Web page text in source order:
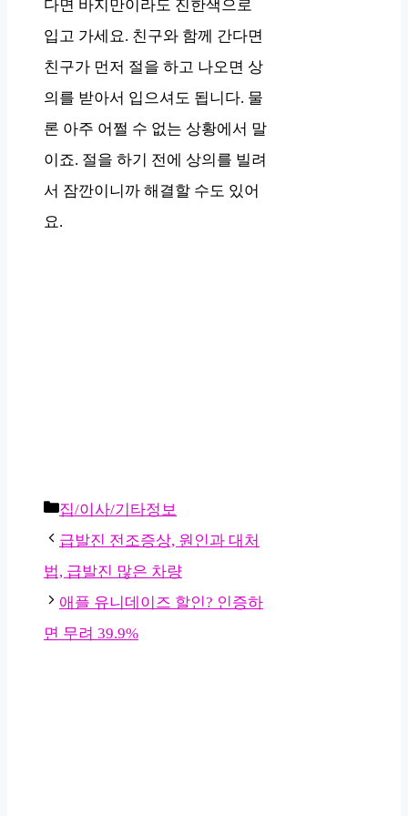
다면 바지만이라도 진한색으로
입고 가세요. 친구와 함께 간다면
친구가 먼저 절을 하고 나오면 상
의를 받아서 입으셔도 됩니다. 물
론 아주 어쩔 수 없는 상황에서 말
이죠. 절을 하기 전에 상의를 빌려
서 잠깐이니까 해결할 수도 있어
요.
카
테
고
리
집/이사/기타정보
급발진 전조증상, 원인과 대처
법, 급발진 많은 차량
애플 유니데이즈 할인? 인증하
면 무려 39.9%